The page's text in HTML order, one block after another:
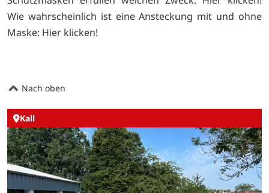
Wie wahrscheinlich ist eine Ansteckung mit und ohne
Maske: Hier klicken!
Nach oben
Kall